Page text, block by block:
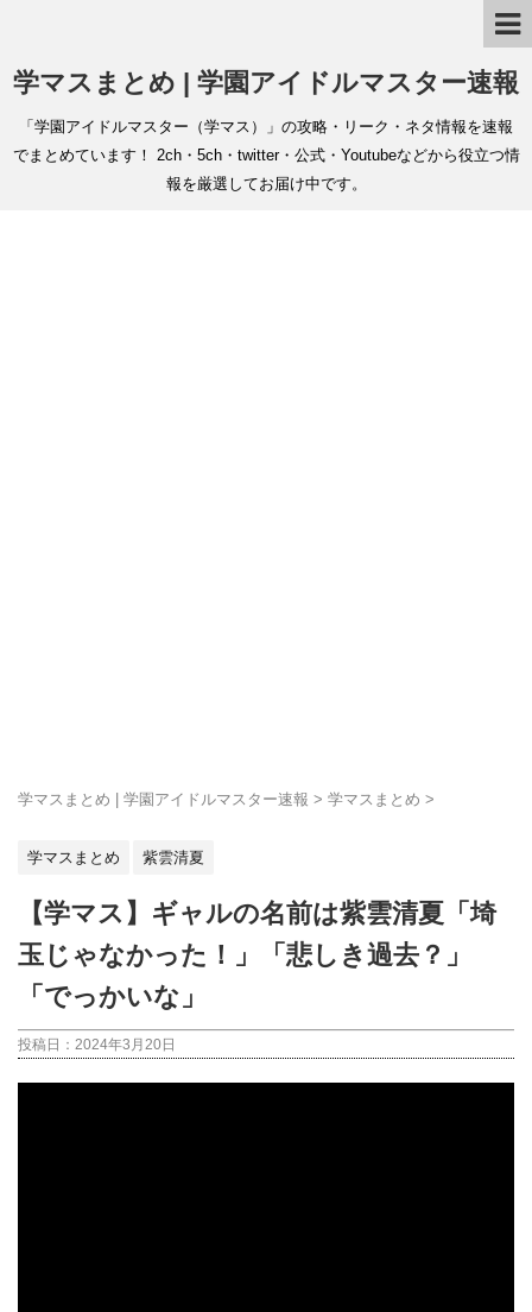
学マスまとめ | 学園アイドルマスター速報
「学園アイドルマスター（学マス）」の攻略・リーク・ネタ情報を速報
でまとめています！ 2ch・5ch・twitter・公式・Youtubeなどから役立つ情
報を厳選してお届け中です。
学マスまとめ | 学園アイドルマスター速報 > 学マスまとめ >
学マスまとめ 紫雲清夏
【学マス】ギャルの名前は紫雲清夏「埼
玉じゃなかった！」「悲しき過去？」
「でっかいな」
投稿日： 2024年3月20日